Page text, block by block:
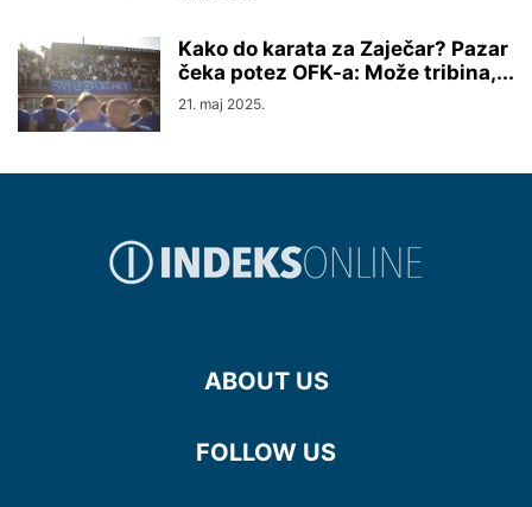
Kako do karata za Zaječar? Pazar
čeka potez OFK-a: Može tribina,...
21. maj 2025.
ABOUT US
FOLLOW US